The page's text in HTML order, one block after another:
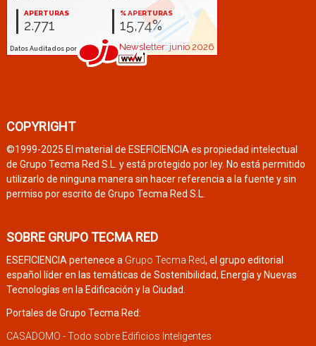
COPYRIGHT
©1999-2025 El material de ESEFICIENCIA es propiedad intelectual
de Grupo Tecma Red S.L. y está protegido por ley. No está permitido
utilizarlo de ninguna manera sin hacer referencia a la fuente y sin
permiso por escrito de Grupo Tecma Red S.L.
SOBRE GRUPO TECMA RED
ESEFICIENCIA pertenece a Grupo Tecma Red, el grupo editorial
español líder en las temáticas de Sostenibilidad, Energía y Nuevas
Tecnologías en la Edificación y la Ciudad.
Portales de Grupo Tecma Red:
CASADOMO - Todo sobre Edificios Inteligentes